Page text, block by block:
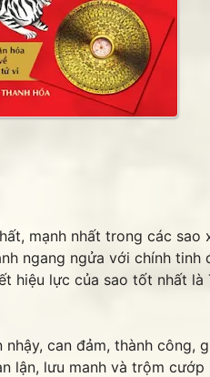
mạnh nhất trong các sao
ngang ngửa với chính tinh
hiệu lực của sao tốt nhất là
can đảm, thành công,
lận, lưu manh và trộm